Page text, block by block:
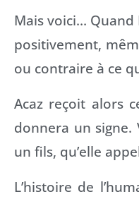
Mais voici…
positivement,
ou contraire à ce
Acaz reçoit alors
donnera un signe.
un fils, qu’elle
L’histoire de